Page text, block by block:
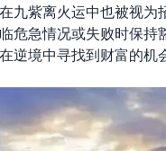
紫离火运中也被视为
危急情况或失败时保
逆境中寻找到财富的机